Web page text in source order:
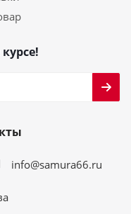
info@samura66.ru